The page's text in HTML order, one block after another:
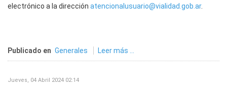
electrónico a la dirección atencionalusuario@vialidad.gob.ar.
Publicado en Generales Leer más ...
Jueves, 04 Abril 2024 02:14